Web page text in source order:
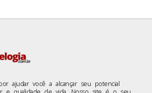
ajudar você a alcançar seu potencial